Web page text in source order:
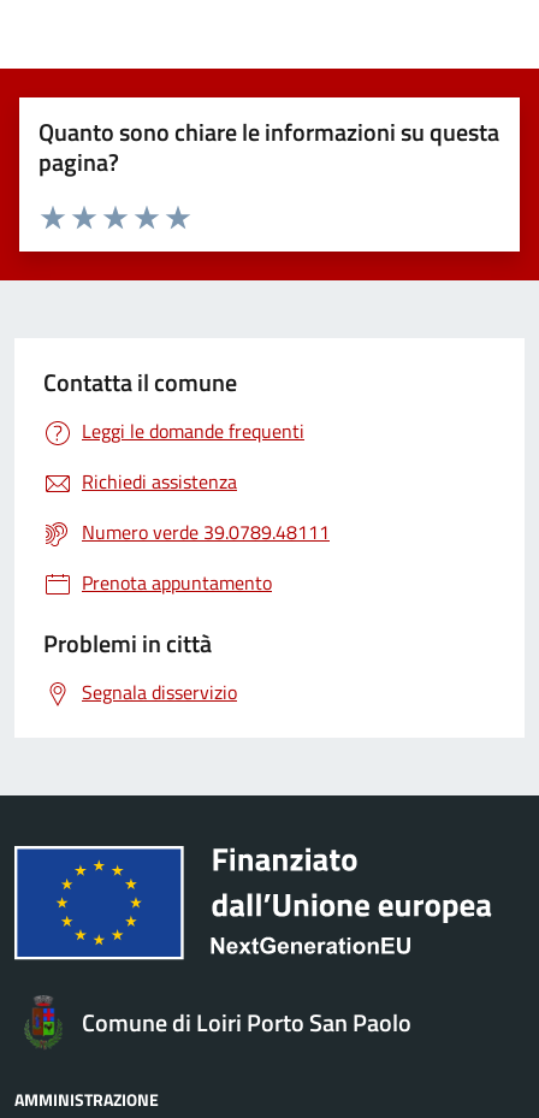
Quanto sono chiare le informazioni su questa
pagina?
Valuta 5 stelle su 5
Valuta 4 stelle su 5
Valuta 3 stelle su 5
Valuta 2 stelle su 5
Valuta 1 stelle su 5
Contatta il comune
Leggi le domande frequenti
Richiedi assistenza
Numero verde 39.0789.48111
Prenota appuntamento
Problemi in città
Segnala disservizio
Comune di Loiri Porto San Paolo
AMMINISTRAZIONE